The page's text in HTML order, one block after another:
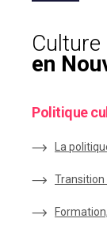
en
Politique
La
Transition